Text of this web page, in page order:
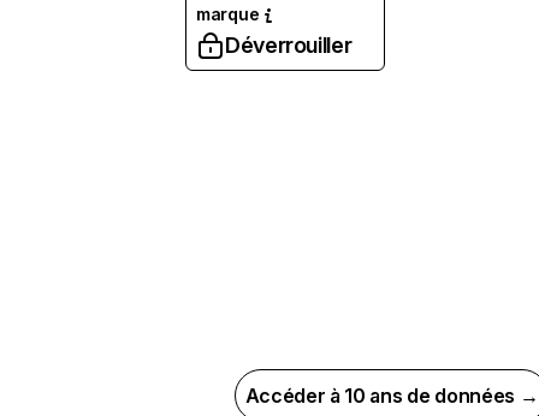
marque
Déverrouiller
Accéder à 10 ans de données →